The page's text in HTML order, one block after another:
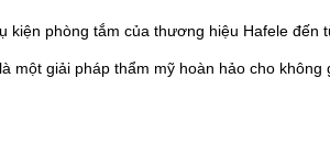
kiện phòng tắm của thương hiệu Hafele đến
giải pháp thẩm mỹ hoàn hảo cho không